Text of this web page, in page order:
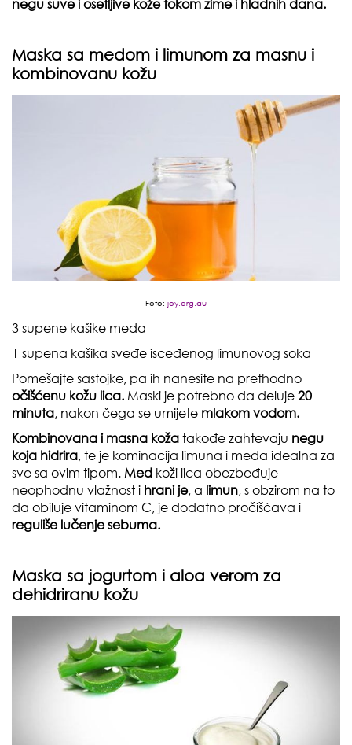
negu suve i osetljive kože tokom zime i hladnih dana.
Maska sa medom i limunom za masnu i
kombinovanu kožu
Foto: joy.org.au
3 supene kašike meda
1 supena kašika sveđe isceđenog limunovog soka
Pomešajte sastojke, pa ih nanesite na prethodno
očišćenu kožu lica. Maski je potrebno da deluje 20
minuta, nakon čega se umijete mlakom vodom.
Kombinovana i masna koža takođe zahtevaju negu
koja hidrira, te je kominacija limuna i meda idealna za
sve sa ovim tipom. Med koži lica obezbeđuje
neophodnu vlažnost i hrani je, a limun, s obzirom na to
da obiluje vitaminom C, je dodatno pročišćava i
reguliše lučenje sebuma.
Maska sa jogurtom i aloa verom za
dehidriranu kožu